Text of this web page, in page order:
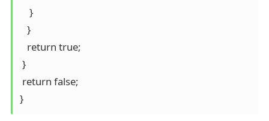
    }
   }
   return true;
}
return false;
}